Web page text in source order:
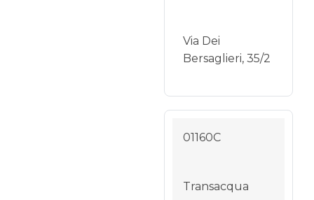
Via Dei
Bersaglieri, 35/2
01160C
Transacqua